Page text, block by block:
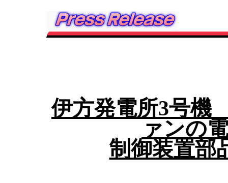
伊方発電所3号機
ァンの
制御装置部